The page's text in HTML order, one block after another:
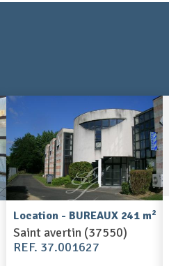
Location - BUREAUX 241 m2
Saint avertin (37550)
REF. 37.001627